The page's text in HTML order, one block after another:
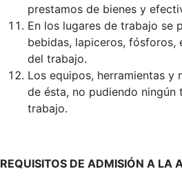
prestamos de bienes y
En los lugares de trabajo se
bebidas, lapiceros, fósforos,
del trabajo.
Los equipos, herramientas y
de ésta, no pudiendo ningún
trabajo.
REQUISITOS DE ADMISIÓN A LA